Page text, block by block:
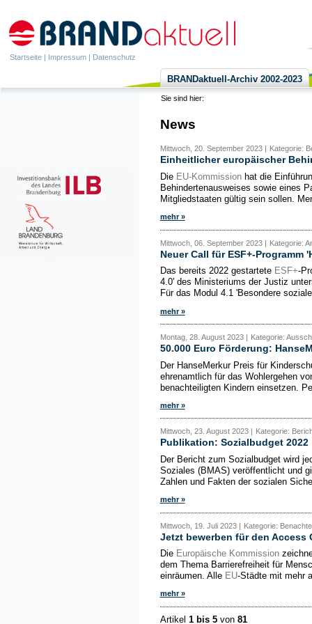
Startseite | Impressum | Datenschutz
BRANDaktuell-Archiv 2002-2023
Sie sind hier:
News
Mittwoch, 20. September 2023 | Kategorie:
Einheitlicher europäischer
Die EU-Kommissionhat die
Behindertenausweises sowie eines
Mitgliedstaaten gültig sein sollen.
mehr »
Mittwoch, 06. September 2023 | Kategorie:
Neuer Call für ESF+-Programm
Das bereits 2022 gestartete ESF+-
4.0' des Ministeriums der Justiz
Für das Modul 4.1 'Besondere
mehr »
Montag, 28. August 2023 | Kategorie:
50.000 Euro Förderung:
Der HanseMerkur Preis für
ehrenamtlich für das Wohlergehen
benachteiligten Kindern einsetzen.
mehr »
Mittwoch, 23. August 2023 | Kategorie:
Publikation: Sozialbudget 2022
Der Bericht zum Sozialbudget wird
Soziales (BMAS) veröffentlicht und
Zahlen und Fakten der sozialen
mehr »
Mittwoch, 19. Juli 2023 | Kategorie:
Jetzt bewerben für den Access
Die Europäische Kommission
dem Thema Barrierefreiheit für
einräumen. Alle EU-Städte mit mehr
mehr »
Artikel 1 bis 5von 81